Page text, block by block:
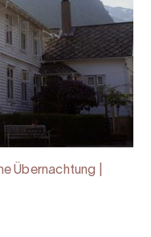
Übernachtung |